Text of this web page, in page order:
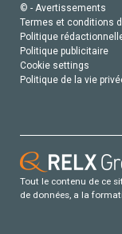
© - Avertissements
Termes et conditions
Politique
Politique publicitaire
Cookie settings
Politique de la vie
Tout le contenu de ce
de données, a la